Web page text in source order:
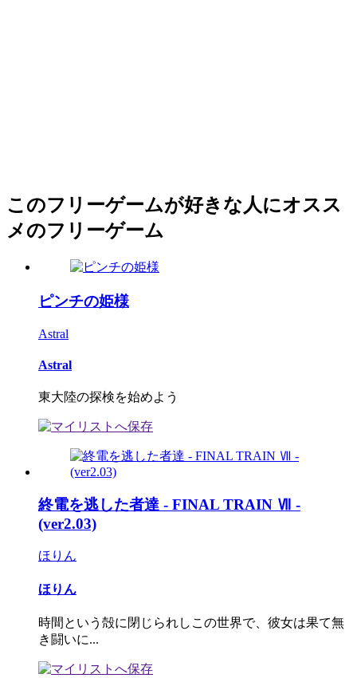
このフリーゲームが好きな人にオスス
メのフリーゲーム
ピンチの姫様
Astral
Astral
東大陸の探検を始めよう
終電を逃した者達 - FINAL TRAIN Ⅶ -
(ver2.03)
ほりん
ほりん
時間という殻に閉じられしこの世界で、彼女は果て無
き闘いに...